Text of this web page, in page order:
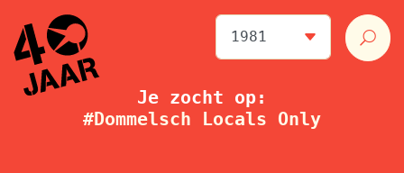
Je zocht op:
#Dommelsch Locals Only